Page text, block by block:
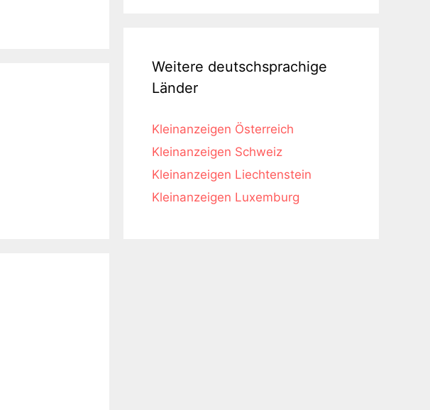
Weitere deutschsprachige
Länder
Kleinanzeigen Österreich
Kleinanzeigen Schweiz
Kleinanzeigen Liechtenstein
Kleinanzeigen Luxemburg